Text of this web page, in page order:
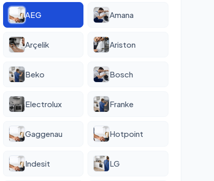
AEG Amana
Arçelik Ariston
Beko Bosch
Electrolux Franke
Gaggenau Hotpoint
Indesit LG